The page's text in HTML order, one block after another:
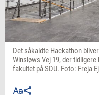
Det såkaldte Hackathon
Winsløws Vej 19, der
fakultet på SDU. Foto: Freja